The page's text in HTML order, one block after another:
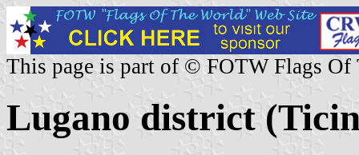
This page is part of © FOTW Flags Of
Lugano district